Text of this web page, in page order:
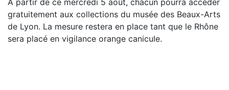
À partir de ce mercredi 5 août, chacun pourra accéder
gratuitement aux collections du musée des Beaux-Arts
de Lyon. La mesure restera en place tant que le Rhône
sera placé en vigilance orange canicule.